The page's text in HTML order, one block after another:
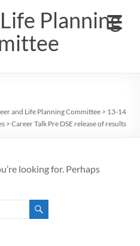
Planning
and Life Planning Committee > 13-14
>Career Talk Pre DSE release of results
looking for. Perhaps